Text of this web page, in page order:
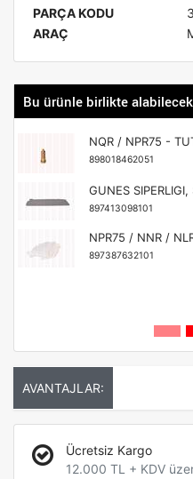
PARÇA KODU
ARAÇ
Bu ürünle birlikte
NQR / NPR75 -
898018462051
GUNES SIPERLIGI,
897413098101
NPR75 / NNR /
897387632101
AVANTAJLAR:
Ücretsiz Kargo
12.000 TL + KDV